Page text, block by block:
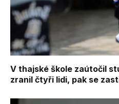
V thajské škole zaútočil
zranil čtyři lidi, pak se